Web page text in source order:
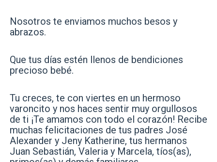
Nosotros te enviamos muchos besos y
abrazos.
Que tus días estén llenos de bendiciones
precioso bebé.
Tu creces, te con viertes en un hermoso
varoncito y nos haces sentir muy orgullosos
de ti ¡Te amamos con todo el corazón! Recibe
muchas felicitaciones de tus padres José
Alexander y Jeny Katherine, tus hermanos
Juan Sebastián, Valeria y Marcela, tíos(as),